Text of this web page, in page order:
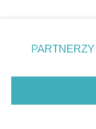
Historia
znajdujący
przetwarzaniu.
PARTNERZY